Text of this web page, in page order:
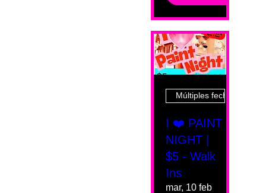
Múltiples fechas
I ❤️ PAINT
NIGHT |
$5 - Walk
Ins
mar, 10 feb